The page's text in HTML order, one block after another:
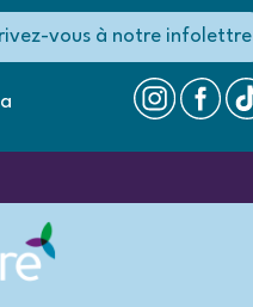
vous à notre infolettre